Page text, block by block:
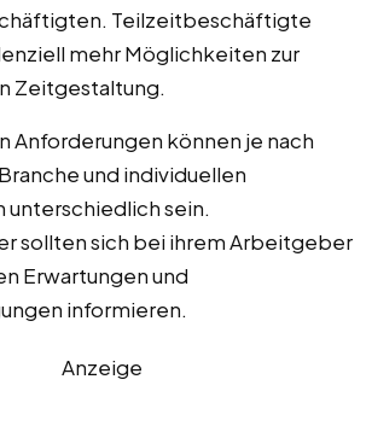
Teilzeitbeschäftigte
mehr Möglichkeiten zur
Zeitgestaltung.
Anforderungen können je nach
und individuellen
unterschiedlich sein.
sollten sich bei ihrem Arbeitgeber
Erwartungen und
informieren.
Anzeige